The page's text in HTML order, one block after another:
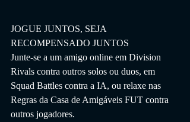
JOGUE JUNTOS, SEJA
RECOMPENSADO JUNTOS
Junte-se a um amigo online em Division
Rivals contra outros solos ou duos, em
Squad Battles contra a IA, ou relaxe nas
Regras da Casa de Amigáveis ​​FUT contra
outros jogadores.